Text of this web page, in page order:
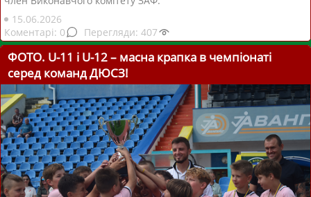
15.06.2026
0
407
ФОТО. U-11 і U-12 – масна крапка в чемпіонаті
серед команд ДЮСЗ!